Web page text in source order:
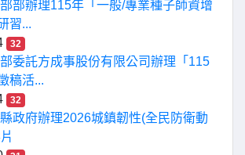
部辦理115年「一般/專業種子師資增
習...
32
委託方成事股份有限公司辦理「115
稿活...
32
政府辦理2026城鎮韌性(全民防衛動